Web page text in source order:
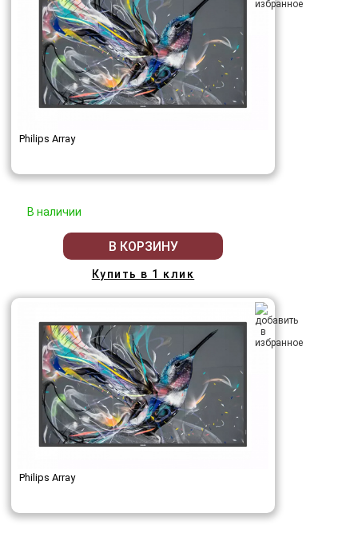
Philips Array
В наличии
В КОРЗИНУ
Купить в 1 клик
Philips Array